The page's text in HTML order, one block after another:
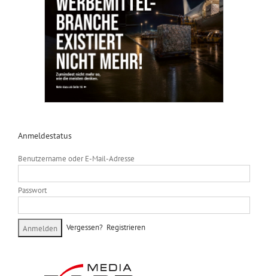
Anmeldestatus
Benutzername oder E-Mail-Adresse
Passwort
Vergessen? Registrieren